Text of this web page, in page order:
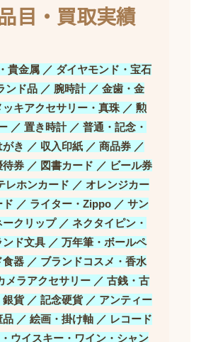
目・買取実績
貴金属 ／ ダイヤモンド・宝石
ンド品 ／ 腕時計 ／ 金歯・金
キアクセサリー・真珠 ／ 勲
／ 置き時計 ／ 普通・記念・
き ／ 収入印紙 ／ 商品券 ／
券 ／ 図書カード ／ ビール券
レホンカード ／ オレンジカー
ド ／ ライター・Zippo ／ サン
クリップ ／ ネクタイピン・
ンド文具 ／ 万年筆・ボールペ
器 ／ ブランドコスメ・香水
メラアクセサリー ／ 古銭・古
貨 ／ 記念硬貨 ／ アンティー
／ 絵画・掛け軸 ／ レコード
ウイスキー・ワイン・シャン